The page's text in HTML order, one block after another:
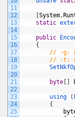
11
12
13
14
15
16
17
18
19
20
21
22
23
24
25
System.
static
public
{
// -g: 自
// -t: 何
byte
using (
{